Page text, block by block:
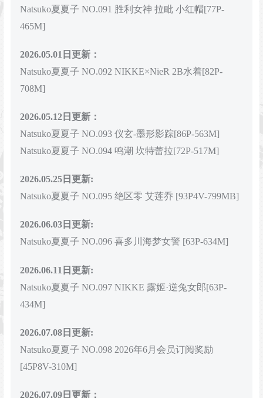
Natsuko夏夏子 NO.091 胜利女神 拉毗 小红帽[77P-
465M]
2026.05.01日更新：
Natsuko夏夏子 NO.092 NIKKE×NieR 2B水着[82P-
708M]
2026.05.12日更新：
Natsuko夏夏子 NO.093 仪玄-墨形影踪[86P-563M]
Natsuko夏夏子 NO.094 鸣潮 坎特蕾拉[72P-517M]
2026.05.25日更新:
Natsuko夏夏子 NO.095 绝区零 艾莲乔 [93P4V-799MB]
2026.06.03日更新:
Natsuko夏夏子 NO.096 喜多川海梦女警 [63P-634M]
2026.06.11日更新:
Natsuko夏夏子 NO.097 NIKKE 露姬·逆兔女郎[63P-
434M]
2026.07.08日更新:
Natsuko夏夏子 NO.098 2026年6月会员订阅奖励
[45P8V-310M]
2026.07.09日更新：